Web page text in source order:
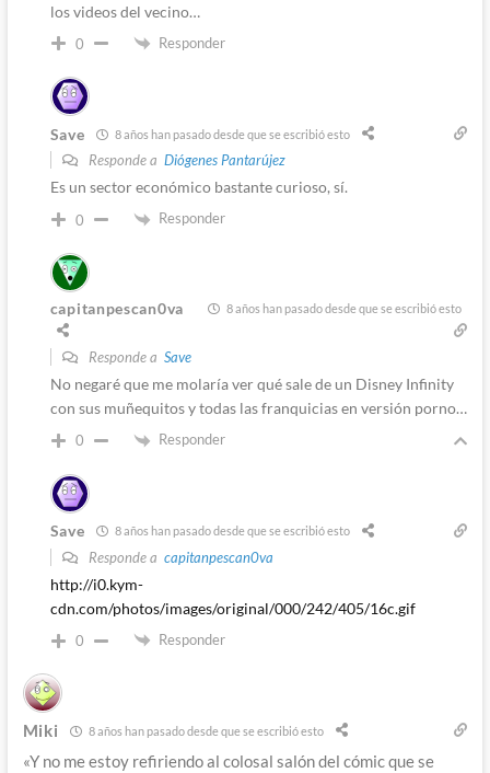
los videos del vecino…
0 Responder
Save 8 años han pasado desde que se escribió esto
Responde a Diógenes Pantarújez
Es un sector económico bastante curioso, sí.
0 Responder
capitanpescan0va 8 años han pasado desde que se escribió esto
Responde a Save
No negaré que me molaría ver qué sale de un Disney Infinity
con sus muñequitos y todas las franquicias en versión porno…
0 Responder
Save 8 años han pasado desde que se escribió esto
Responde a capitanpescan0va
http://i0.kym-
cdn.com/photos/images/original/000/242/405/16c.gif
0 Responder
Miki 8 años han pasado desde que se escribió esto
«Y no me estoy refiriendo al colosal salón del cómic que se